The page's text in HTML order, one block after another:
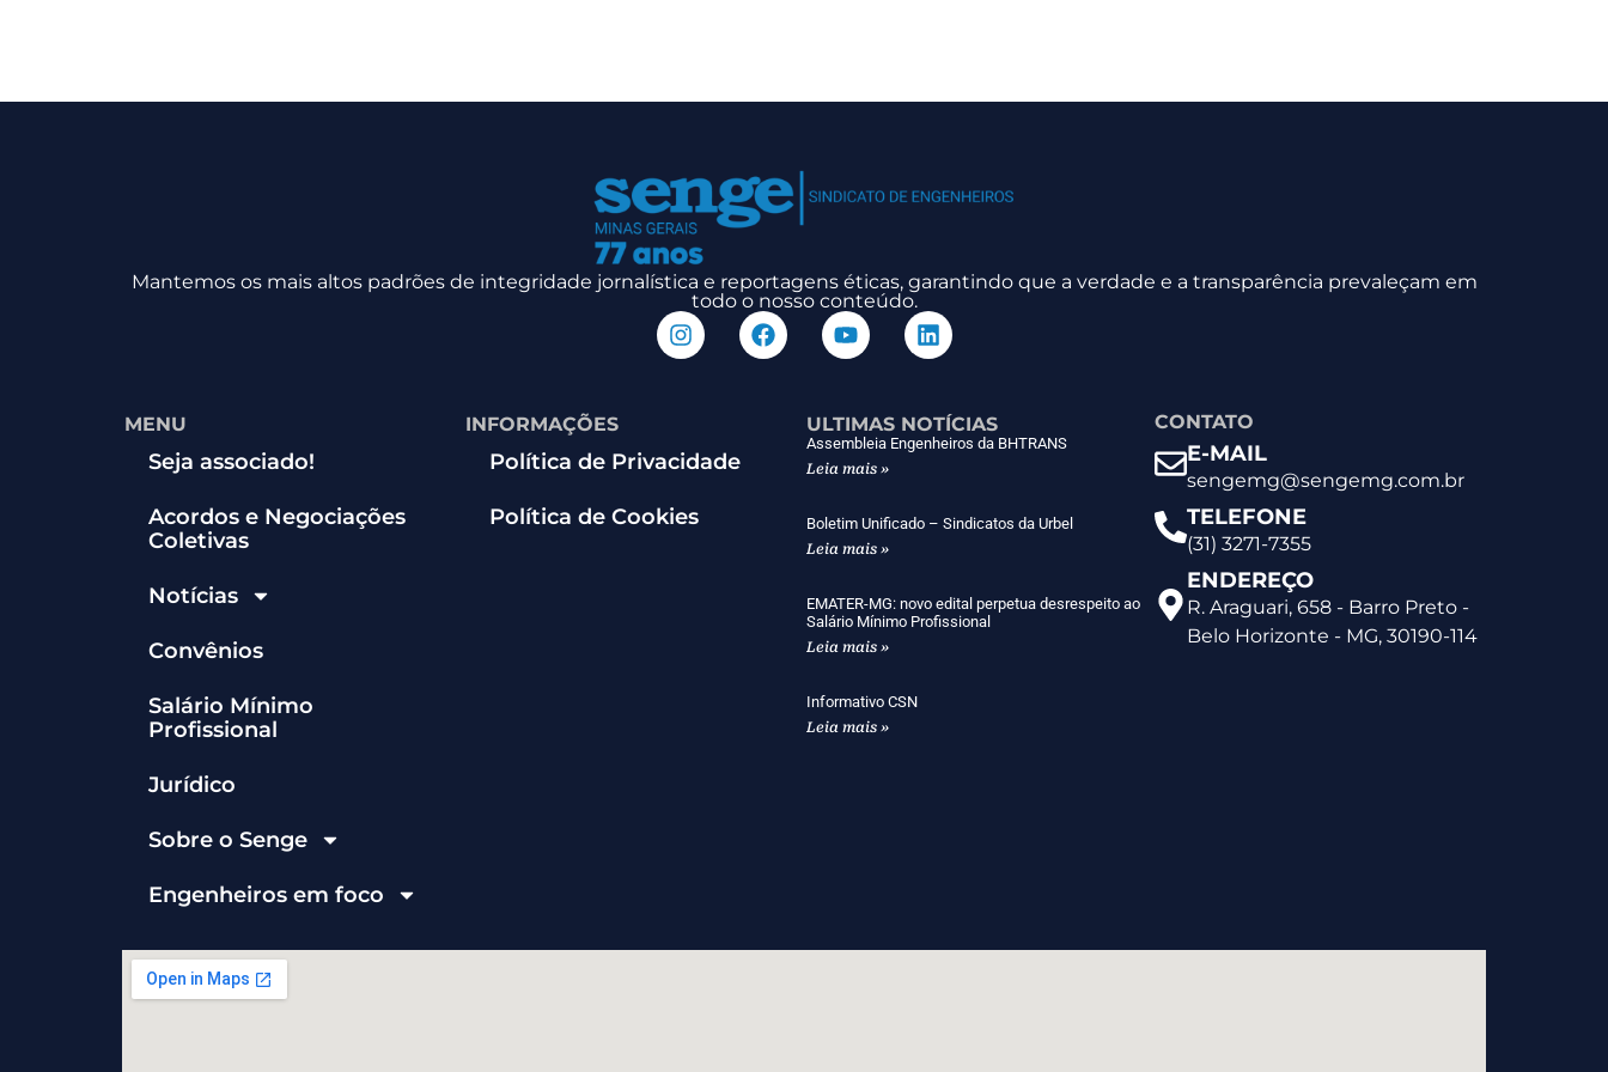
Mantemos os mais altos padrões de integridade jornalística e reportagens éticas, garantindo que a verdade e a transparência prevaleçam em
todo o nosso conteúdo.
MENU
Seja associado!
Acordos e Negociações
Coletivas
Notícias
Convênios
Salário Mínimo
Profissional
Jurídico
Sobre o Senge
Engenheiros em foco
INFORMAÇÕES
Política de Privacidade
Política de Cookies
ULTIMAS NOTÍCIAS
Assembleia Engenheiros da BHTRANS
Leia mais »
Boletim Unificado – Sindicatos da Urbel
Leia mais »
EMATER-MG: novo edital perpetua desrespeito ao
Salário Mínimo Profissional
Leia mais »
Informativo CSN
Leia mais »
CONTATO
E-MAIL
sengemg@sengemg.com.br
TELEFONE
(31) 3271-7355
ENDEREÇO
R. Araguari, 658 - Barro Preto -
Belo Horizonte - MG, 30190-114